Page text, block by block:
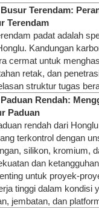
Terendam:
Terendam
padat adalah
Kandungan
cermat untuk
retak, dan
struktur tugas
Rendah:
Paduan
rendah dari
terkontrol dengan
silikon, kromium,
dan
untuk proyek-
tinggi dalam kondisi
jembatan, dan